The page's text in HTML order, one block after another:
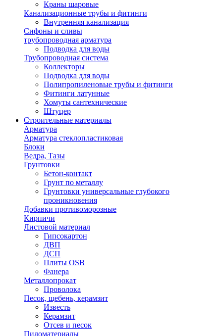
Краны шаровые
Канализационные трубы и фитинги
Внутренняя канализация
Сифоны и сливы
трубопроводная арматура
Подводка для воды
Трубопроводная система
Коллекторы
Подводка для воды
Полипропиленовые трубы и фитинги
Фитинги латунные
Хомуты сантехнические
Штуцер
Строительные материалы
Арматура
Арматура стеклопластиковая
Блоки
Ведра, Тазы
Грунтовки
Бетон-контакт
Грунт по металлу
Грунтовки универсальные глубокого
проникновения
Добавки противоморозные
Кирпичи
Листовой материал
Гипсокартон
ДВП
ДСП
Плиты OSB
Фанера
Металлопрокат
Проволока
Песок, щебень, керамзит
Известь
Керамзит
Отсев и песок
Пиломатериалы